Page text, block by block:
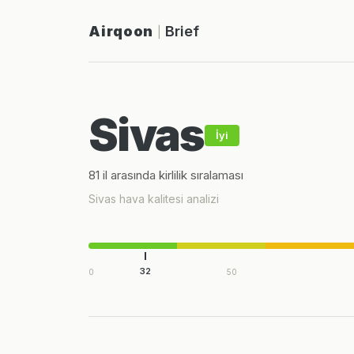
Airqoon Brief
Sivas İyi
81 il arasında kirlilik sıralaması
Sivas hava kalitesi analizi
32
0 50